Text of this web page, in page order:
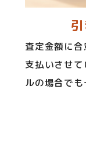
査定金額に
支払いさせ
ルの場合でも